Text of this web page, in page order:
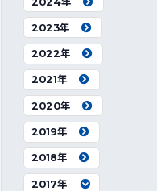
2023年
2022年
2021年
2020年
2019年
2018年
2017年